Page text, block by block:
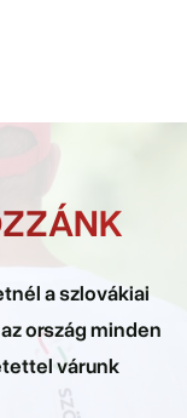
a szlovákiai
ország minden
várunk